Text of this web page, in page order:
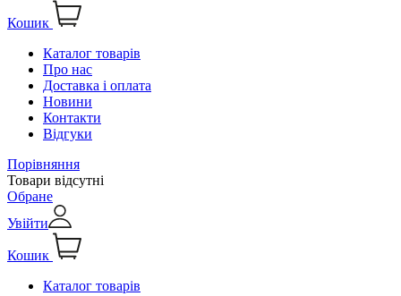
Кошик
Каталог товарів
Про нас
Доставка і оплата
Новини
Контакти
Відгуки
Порівняння
Товари відсутні
Обране
Увійти
Кошик
Каталог товарів